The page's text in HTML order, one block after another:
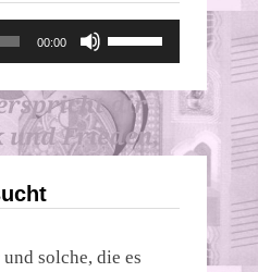
00:00
Hoch/Runter
um
die
Lautstärke
zu
solche, die es